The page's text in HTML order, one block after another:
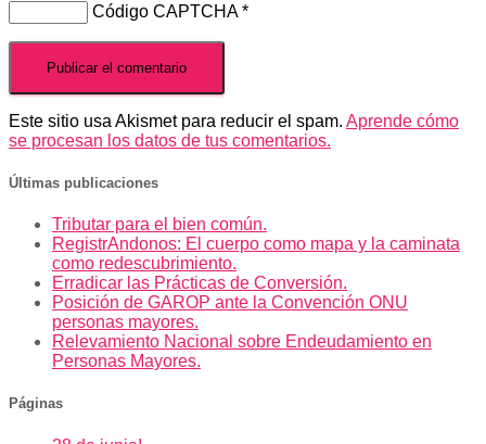
Código CAPTCHA*
Este sitio usa Akismet para reducir el spam. Aprende cómo
se procesan los datos de tus comentarios.
Últimas publicaciones
Tributar para el bien común.
RegistrAndonos: El cuerpo como mapa y la caminata
como redescubrimiento.
Erradicar las Prácticas de Conversión.
Posición de GAROP ante la Convención ONU
personas mayores.
Relevamiento Nacional sobre Endeudamiento en
Personas Mayores.
Páginas